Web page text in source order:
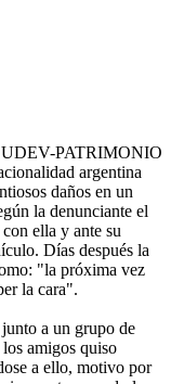
UDEV-PATRIMONIO
argentina
daños en un
la denunciante el
ella y ante su
Días después la
"la próxima vez
la cara".
a un grupo de
amigos quiso
a ello, motivo por